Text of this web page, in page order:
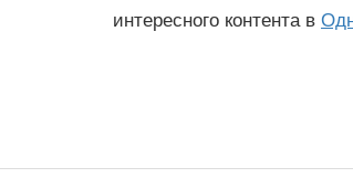
интересного контента в